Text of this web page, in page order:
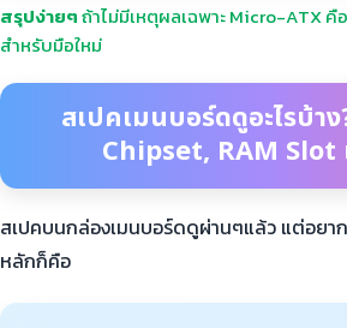
สรุปง่ายๆถ้าไม่มีเหตุผลเฉพาะ Micro-ATX
สำหรับมือใหม่
สเปคเมนบอร์ดดูอะไรบ้า
Chipset, RAM Slot
สเปคบนกล่องเมนบอร์ดดูผ่านๆแล้ว แต่อยา
หลักก็คือ